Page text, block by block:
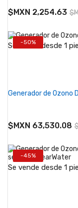
$MXN 2,254.63
-50%
Se vende desde 1
Generador de Ozono
$MXN 63,530.08
-45%
Se vende desde 1